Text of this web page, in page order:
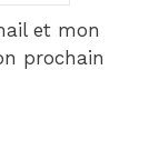
et mon
prochain